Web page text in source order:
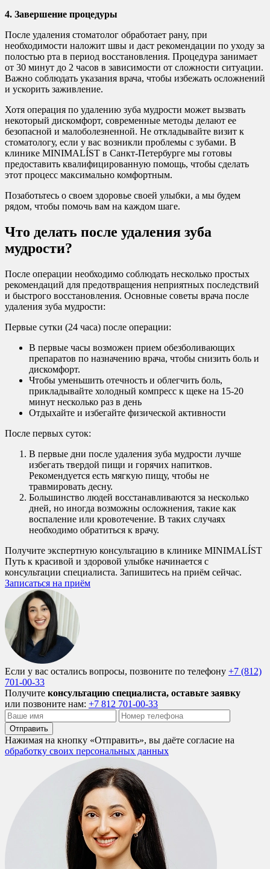
4. Завершение процедуры
После удаления стоматолог обработает рану, при
необходимости наложит швы и даст рекомендации по уходу за
полостью рта в период восстановления. Процедура занимает
от 30 минут до 2 часов в зависимости от сложности ситуации.
Важно соблюдать указания врача, чтобы избежать осложнений
и ускорить заживление.
Хотя операция по удалению зуба мудрости может вызвать
некоторый дискомфорт, современные методы делают ее
безопасной и малоболезненной. Не откладывайте визит к
стоматологу, если у вас возникли проблемы с зубами. В
клинике MINIMALÍST в Санкт-Петербурге мы готовы
предоставить квалифицированную помощь, чтобы сделать
этот процесс максимально комфортным.
Позаботьтесь о своем здоровье своей улыбки, а мы будем
рядом, чтобы помочь вам на каждом шаге.
Что делать после удаления зуба
мудрости?
После операции необходимо соблюдать несколько простых
рекомендаций для предотвращения неприятных последствий
и быстрого восстановления. Основные советы врача после
удаления зуба мудрости:
Первые сутки (24 часа) после операции:
В первые часы возможен прием обезболивающих
препаратов по назначению врача, чтобы снизить боль и
дискомфорт.
Чтобы уменьшить отечность и облегчить боль,
прикладывайте холодный компресс к щеке на 15-20
минут несколько раз в день
Отдыхайте и избегайте физической активности
После первых суток:
В первые дни после удаления зуба мудрости лучше
избегать твердой пищи и горячих напитков.
Рекомендуется есть мягкую пищу, чтобы не
травмировать десну.
Большинство людей восстанавливаются за несколько
дней, но иногда возможны осложнения, такие как
воспаление или кровотечение. В таких случаях
необходимо обратиться к врачу.
Получите экспертную консультацию в клинике MINIMALÍST
Путь к красивой и здоровой улыбке начинается с
консультации специалиста. Запишитесь на приём сейчас.
Записаться на приём
Если у вас остались вопросы, позвоните по телефону +7 (812)
701-00-33
Получите консультацию специалиста, оставьте заявку
или позвоните нам: +7 812 701-00-33
Отправить
Нажимая на кнопку «Отправить», вы даёте согласие на
обработку своих персональных данных